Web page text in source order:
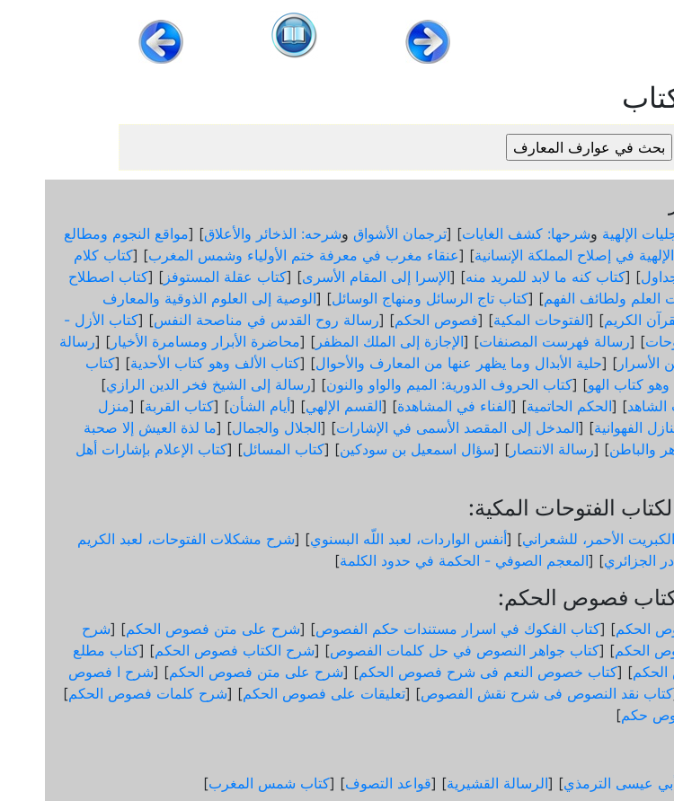
الإلهية وشرحها: كشف الغايات] [ترجمان الأشواق وشرحه: الذخائر والأعلاق] [مواقع النجوم ومطالع
في إصلاح المملكة الإنسانية] [عنقاء مغرب في معرفة ختم الأولياء وشمس المغرب] [كتاب كلام
] [كتاب كنه ما لابد للمريد منه] [الإسرا إلى المقام الأسرى] [كتاب عقلة المستوفز ] [كتاب اصطلاح
العلم ولطائف الفهم] [كتاب تاج الرسائل ومنهاج الوسائل] [الوصية إلى العلوم الذوقية والمعارف
الكريم] [الفتوحات المكية] [فصوص الحكم] [رسالة روح القدس في مناصحة النفس] [كتاب الأزل -
] [رسالة فهرست المصنفات] [الإجازة إلى الملك المظفر ] [محاضرة الأبرار ومسامرة الأخيار ] [رسالة
الأسرار ] [حلية الأبدال وما يظهر عنها من المعارف والأحوال] [كتاب الألف وهو كتاب الأحدية] [كتاب
وهو كتاب الهو] [كتاب الحروف الدورية: الميم والواو والنون] [رسالة إلى الشيخ فخر الدين الرازي]
الشاهد] [الحكم الحاتمية] [الفناء في المشاهدة] [القسم الإلهي] [أيام الشأن] [كتاب القربة] [منزل
الفهوانية] [المدخل إلى المقصد الأسمى في الإشارات] [الجلال والجمال] [ما لذة العيش إلا صحبة
والباطن] [رسالة الانتصار ] [سؤال اسمعيل بن سودكين] [كتاب المسائل] [كتاب الإعلام بإشارات أهل
الفتوحات المكية:
الكبريت الأحمر، للشعراني] [أنفس الواردات، لعبد اللّه البسنوي] [شرح مشكلات الفتوحات، لعبد الكريم
الجزائري] [المعجم الصوفي - الحكمة في حدود الكلمة]
فصوص الحكم:
الحكم] [كتاب الفكوك في اسرار مستندات حكم الفصوص] [شرح على متن فصوص الحكم] [شرح
الحكم] [كتاب جواهر النصوص في حل كلمات الفصوص] [شرح الكتاب فصوص الحكم] [كتاب مطلع
] [كتاب خصوص النعم فى شرح فصوص الحكم] [شرح على متن فصوص الحكم] [شرح ا فصوص
كتاب نقد النصوص فى شرح نقش الفصوص] [تعليقات على فصوص الحكم] [شرح كلمات فصوص الحكم]
حكم]
عيسى الترمذي] [الرسالة القشيرية] [قواعد التصوف] [كتاب شمس المغرب]